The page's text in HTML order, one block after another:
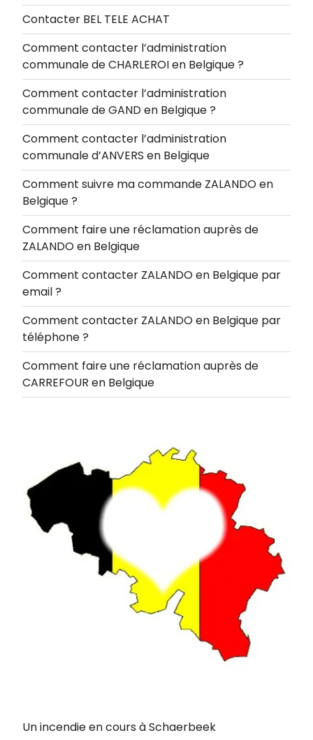
Contacter BEL TELE ACHAT
Comment contacter l’administration
communale de CHARLEROI en Belgique ?
Comment contacter l’administration
communale de GAND en Belgique ?
Comment contacter l’administration
communale d’ANVERS en Belgique
Comment suivre ma commande ZALANDO en
Belgique ?
Comment faire une réclamation auprès de
ZALANDO en Belgique
Comment contacter ZALANDO en Belgique par
email ?
Comment contacter ZALANDO en Belgique par
téléphone ?
Comment faire une réclamation auprès de
CARREFOUR en Belgique
Un incendie en cours à Schaerbeek